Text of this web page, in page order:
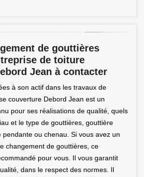
de gouttières
de toiture
Jean à contacter
à son actif dans les travaux de
couverture Debord Jean est un
pour ses réalisations de qualité, quels
et le type de gouttières, gouttière
pendante ou chenau. Si vous avez un
changement de gouttières, ce
pour vous. Il vous garantit
dans le respect des normes. Il